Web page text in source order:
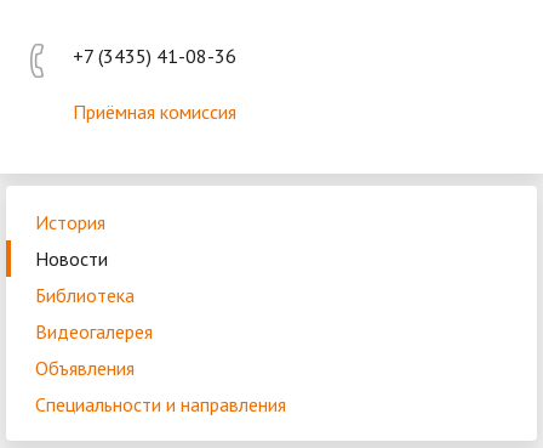
+7 (3435) 41-08-36
Приёмная комиссия
История
Новости
Библиотека
Видеогалерея
Объявления
Специальности и направления